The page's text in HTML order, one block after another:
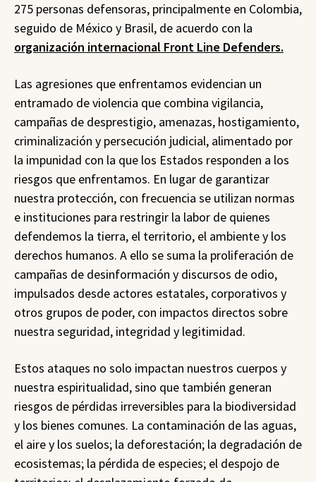
275 personas defensoras, principalmente en Colombia,
seguido de México y Brasil, de acuerdo con la
organización internacional Front Line Defenders.
Las agresiones que enfrentamos evidencian un
entramado de violencia que combina vigilancia,
campañas de desprestigio, amenazas, hostigamiento,
criminalización y persecución judicial, alimentado por
la impunidad con la que los Estados responden a los
riesgos que enfrentamos. En lugar de garantizar
nuestra protección, con frecuencia se utilizan normas
e instituciones para restringir la labor de quienes
defendemos la tierra, el territorio, el ambiente y los
derechos humanos. A ello se suma la proliferación de
campañas de desinformación y discursos de odio,
impulsados desde actores estatales, corporativos y
otros grupos de poder, con impactos directos sobre
nuestra seguridad, integridad y legitimidad.
Estos ataques no solo impactan nuestros cuerpos y
nuestra espiritualidad, sino que también generan
riesgos de pérdidas irreversibles para la biodiversidad
y los bienes comunes. La contaminación de las aguas,
el aire y los suelos; la deforestación; la degradación de
ecosistemas; la pérdida de especies; el despojo de